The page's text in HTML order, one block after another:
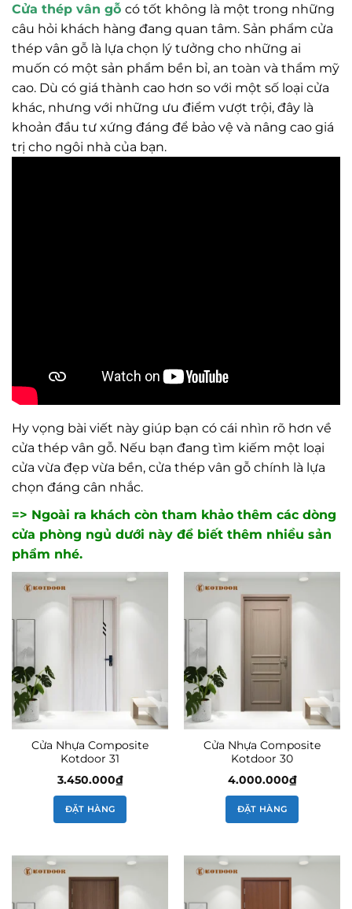
Cửa thép vân gỗ có tốt không là một trong những
câu hỏi khách hàng đang quan tâm. Sản phẩm cửa
thép vân gỗ là lựa chọn lý tưởng cho những ai
muốn có một sản phẩm bền bỉ, an toàn và thẩm mỹ
cao. Dù có giá thành cao hơn so với một số loại cửa
khác, nhưng với những ưu điểm vượt trội, đây là
khoản đầu tư xứng đáng để bảo vệ và nâng cao giá
trị cho ngôi nhà của bạn.
Hy vọng bài viết này giúp bạn có cái nhìn rõ hơn về
cửa thép vân gỗ. Nếu bạn đang tìm kiếm một loại
cửa vừa đẹp vừa bền, cửa thép vân gỗ chính là lựa
chọn đáng cân nhắc.
=> Ngoài ra khách còn tham khảo thêm các dòng
cửa phòng ngủ dưới này để biết thêm nhiều sản
phẩm nhé.
Cửa Nhựa Composite
Kotdoor 31
3.450.000₫
ĐẶT HÀNG
Cửa Nhựa Composite
Kotdoor 30
4.000.000₫
ĐẶT HÀNG